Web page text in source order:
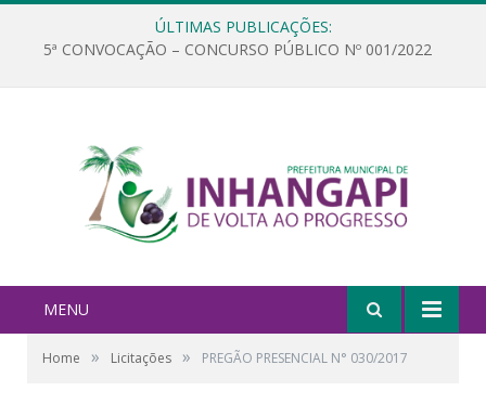
ÚLTIMAS PUBLICAÇÕES:
5ª CONVOCAÇÃO – CONCURSO PÚBLICO Nº 001/2022
MENU
Home » Licitações » PREGÃO PRESENCIAL N° 030/2017